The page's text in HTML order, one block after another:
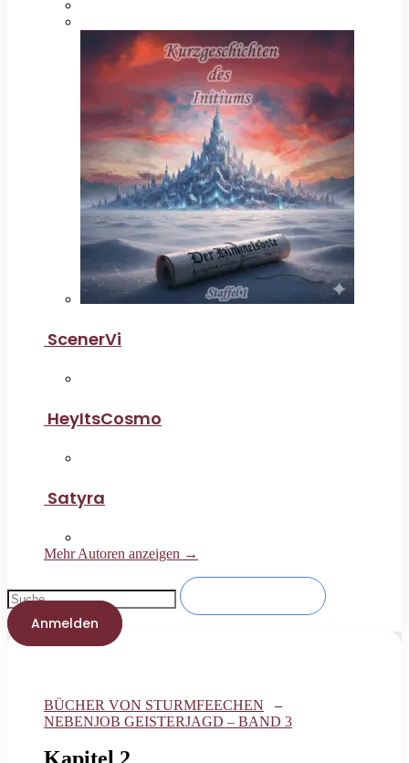
ScenerVi
HeyItsCosmo
Satyra
Mehr Autoren anzeigen →
Anmelden
BÜCHER VON STURMFEECHEN –
NEBENJOB GEISTERJAGD – BAND 3